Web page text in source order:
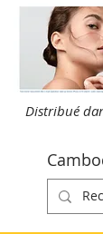
Distribué